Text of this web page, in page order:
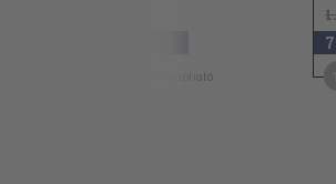
pont kapható